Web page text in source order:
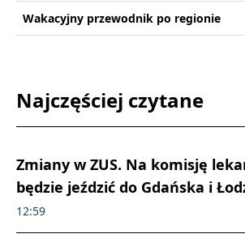
Wakacyjny przewodnik po regionie
Najczęściej czytane
Zmiany w ZUS. Na komisję
będzie jeździć do Gdańska i
12:59